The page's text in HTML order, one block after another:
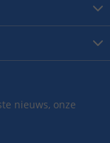
nieuws, onze